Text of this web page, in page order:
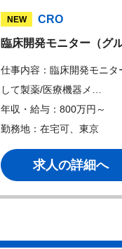
NEW
CRO
臨床開発モニター（グ
仕事内容：臨床開発モニタ
して製薬/医療機器メ…
年収・給与：800万円～
勤務地：在宅可、東京
求人の詳細へ